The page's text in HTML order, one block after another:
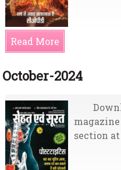
Read More
October-2024
section